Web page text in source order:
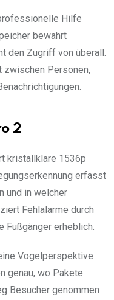
Hilfe
bewahrt
den Zugriff von überall.
Personen,
2
kristallklare 1536p
erfasst
und in welcher
Fehlalarme durch
erheblich.
Vogelperspektive
genau, wo Pakete
Besucher genommen